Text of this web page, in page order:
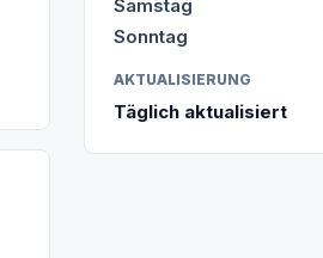
Samstag
Sonntag
AKTUALISIERUNG
Täglich aktualisiert